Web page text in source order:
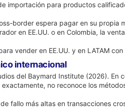
importación para productos
border espera pagar en su propia
en EE.UU. o en Colombia, la
vender en EE.UU. y en LATAM
internacional
del Baymard Institute (2026). En
no reconoce los
fallo más altas en transacciones